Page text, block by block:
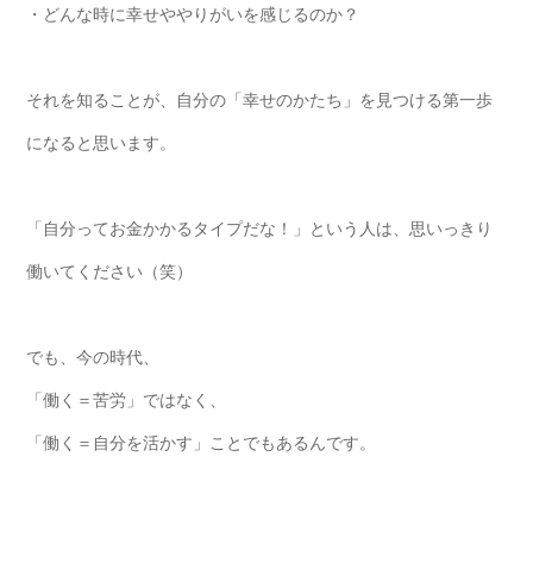
・どんな時に幸せややりがいを感じるのか？
それを知ることが、自分の「幸せのかたち」を見つける第一歩
になると思います。
「自分ってお金かかるタイプだな！」という人は、思いっきり
働いてください（笑）
でも、今の時代、
「働く＝苦労」ではなく、
「働く＝自分を活かす」ことでもあるんです。